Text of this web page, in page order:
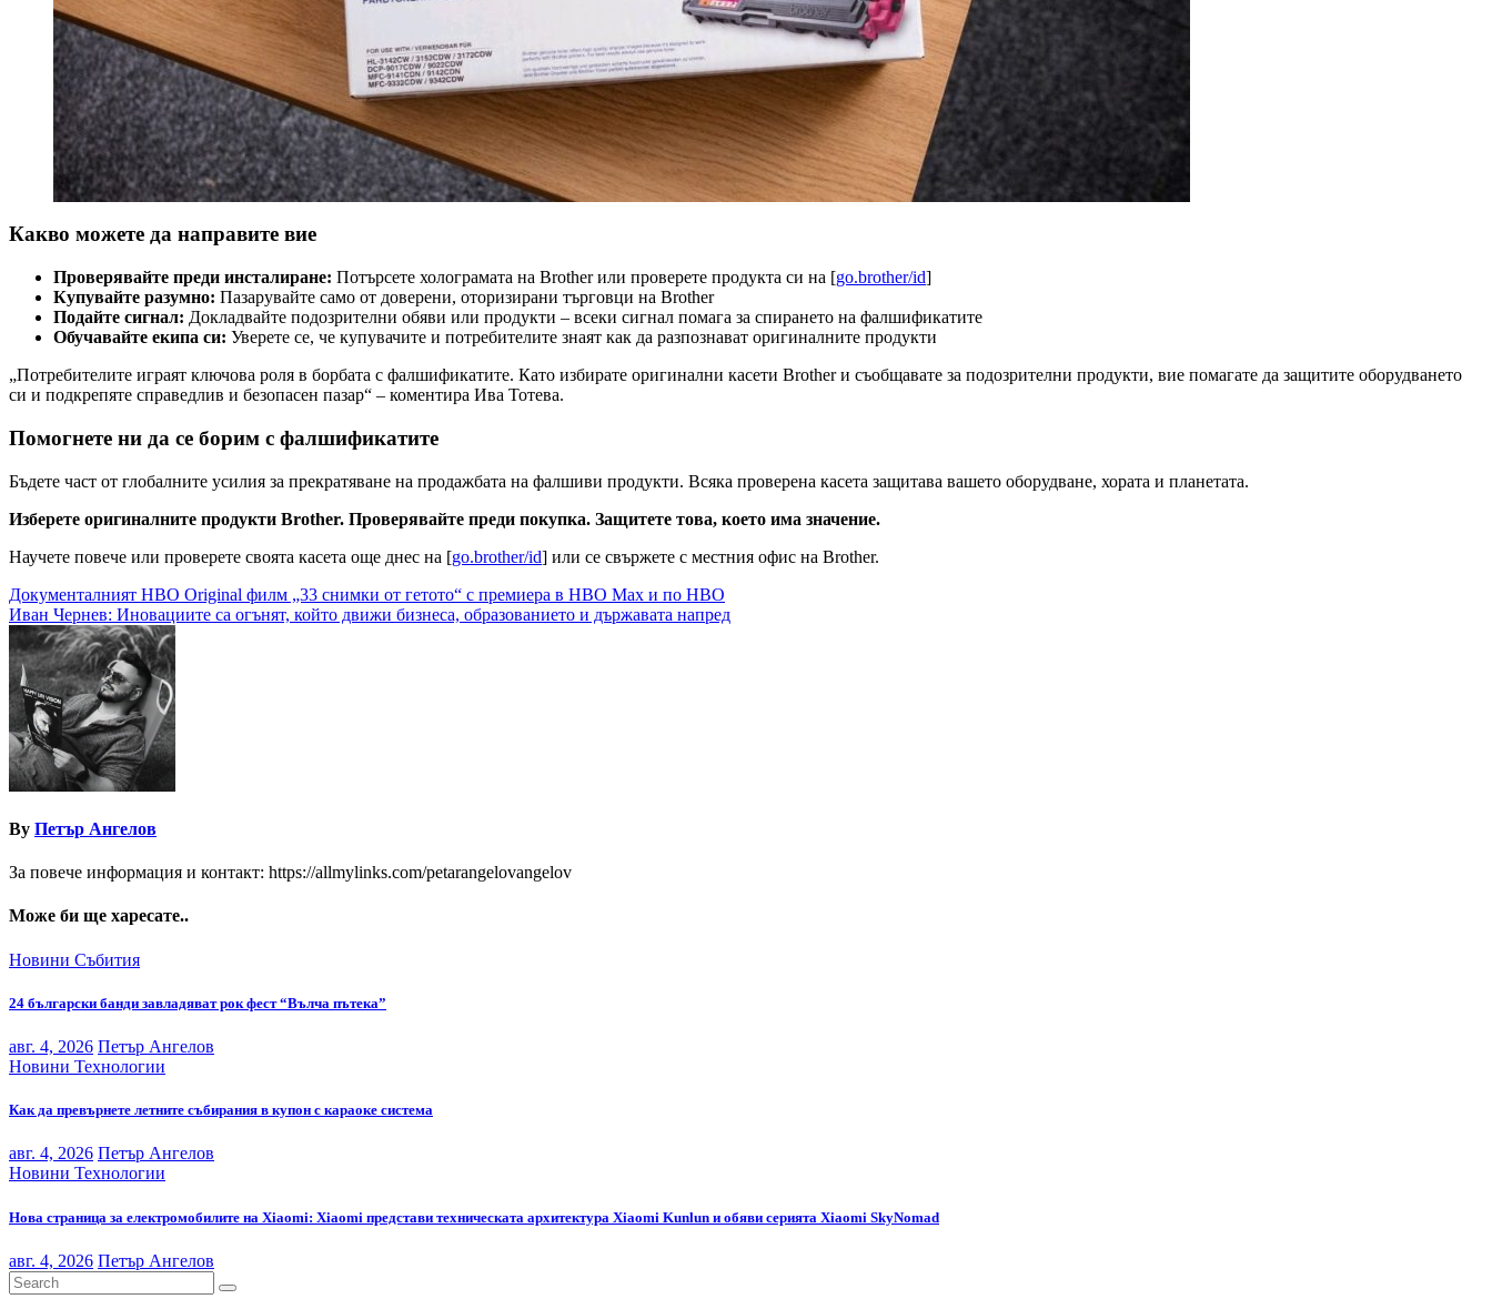
Какво можете да направите вие
Проверявайте преди инсталиране: Потърсете холограмата на Brother или проверете продукта си на [go.brother/id]
Купувайте разумно: Пазарувайте само от доверени, оторизирани търговци на Brother
Подайте сигнал: Докладвайте подозрителни обяви или продукти – всеки сигнал помага за спирането на фалшификатите
Обучавайте екипа си: Уверете се, че купувачите и потребителите знаят как да разпознават оригиналните продукти
„Потребителите играят ключова роля в борбата с фалшификатите. Като избирате оригинални касети Brother и съобщавате за подозрителни продукти, вие помагате да защитите оборудването
си и подкрепяте справедлив и безопасен пазар“ – коментира Ива Тотева.
Помогнете ни да се борим с фалшификатите
Бъдете част от глобалните усилия за прекратяване на продажбата на фалшиви продукти. Всяка проверена касета защитава вашето оборудване, хората и планетата.
Изберете оригиналните продукти Brother. Проверявайте преди покупка. Защитете това, което има значение.
Научете повече или проверете своята касета още днес на [go.brother/id] или се свържете с местния офис на Brother.
Навигация
Документалният HBO Original филм „33 снимки от гетото“ с премиера в HBO Max и по HBO
Иван Чернев: Иновациите са огънят, който движи бизнеса, образованието и държавата напред
By Петър Ангелов
За повече информация и контакт: https://allmylinks.com/petarangelovangelov
Може би ще харесате..
Новини Събития
24 български банди завладяват рок фест “Вълча пътека”
авг. 4, 2026 Петър Ангелов
Новини Технологии
Как да превърнете летните събирания в купон с караоке система
авг. 4, 2026 Петър Ангелов
Новини Технологии
Нова страница за електромобилите на Xiaomi: Xiaomi представи техническата архитектура Xiaomi Kunlun и обяви серията Xiaomi SkyNomad
авг. 4, 2026 Петър Ангелов